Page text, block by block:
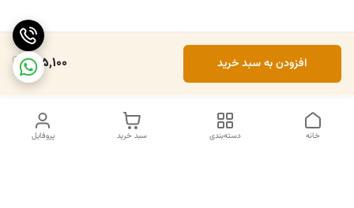
135,100 افزودن به سبد خرید
پروفایل سبد خرید دسته‌بندی خانه